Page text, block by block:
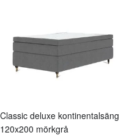
Classic deluxe kontinentalsäng
120x200 mörkgrå